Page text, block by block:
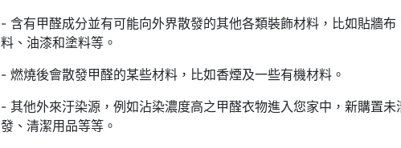
- 含有甲醛成分並有可能向外界散發的其他各類裝飾材料，比如貼牆
料、油漆和塗料等。
- 燃燒後會散發甲醛的某些材料，比如香煙及一些有機材料。
- 其他外來汙染源，例如沾染濃度高之甲醛衣物進入您家中，新購置
發、清潔用品等等。